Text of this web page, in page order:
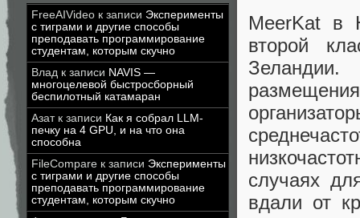
FreeAIVideo к записи Эксперименты
с тиграми и другие способы
преподавать программирование
студентам, которым скучно
Влад к записи NAVIS —
многоцелевой быстросборный
беспилотный катамаран
Азатк записи Как я собрал LLM-
печку на 4 GPU, и на что она
способна
FileCompare к записи Эксперименты
с тиграми и другие способы
преподавать программирование
студентам, которым скучно
MeerKat в
второй
случаях
вдали от